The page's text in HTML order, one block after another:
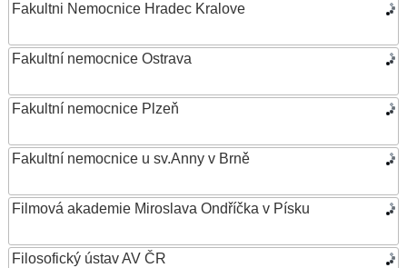
Fakultni Nemocnice Hradec Kralove
Fakultní nemocnice Ostrava
Fakultní nemocnice Plzeň
Fakultní nemocnice u sv.Anny v Brně
Filmová akademie Miroslava Ondříčka v Písku
Filosofický ústav AV ČR